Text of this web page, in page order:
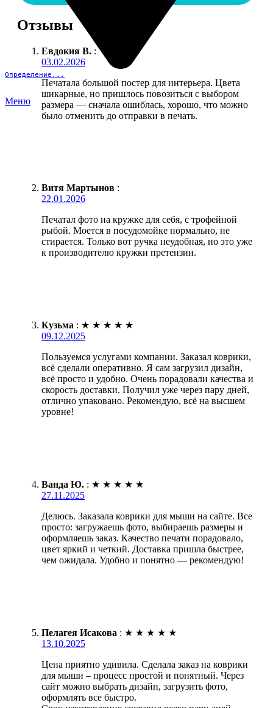
Определение...
Меню
Отзывы
Евдокия В. :
03.02.2026
Печатала большой постер для интерьера. Цвета
шикарные, но пришлось повозиться с выбором
размера — сначала ошиблась, хорошо, что можно
было отменить до отправки в печать.
Витя Мартынов :
22.01.2026
Печатал фото на кружке для себя, с трофейной
рыбой. Моется в посудомойке нормально, не
стирается. Только вот ручка неудобная, но это уже
к производителю кружки претензии.
Кузьма : ★ ★ ★ ★ ★
09.12.2025
Пользуемся услугами компании. Заказал коврики,
всё сделали оперативно. Я сам загрузил дизайн,
всё просто и удобно. Очень порадовали качества и
скорость доставки. Получил уже через пару дней,
отлично упаковано. Рекомендую, всё на высшем
уровне!
Ванда Ю. : ★ ★ ★ ★ ★
27.11.2025
Делюсь. Заказала коврики для мыши на сайте. Все
просто: загружаешь фото, выбираешь размеры и
оформляешь заказ. Качество печати порадовало,
цвет яркий и четкий. Доставка пришла быстрее,
чем ожидала. Удобно и понятно — рекомендую!
Пелагея Исакова : ★ ★ ★ ★ ★
13.10.2025
Цена приятно удивила. Сделала заказ на коврики
для мыши – процесс простой и понятный. Через
сайт можно выбрать дизайн, загрузить фото,
оформлять все быстро.